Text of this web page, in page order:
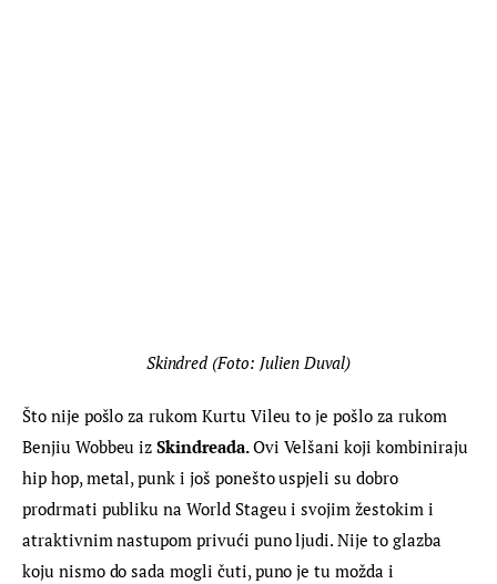
Skindred (Foto: Julien Duval)
Što nije pošlo za rukom Kurtu Vileu to je pošlo za rukom
Benjiu Wobbeu iz Skindreada. Ovi Velšani koji kombiniraju
hip hop, metal, punk i još ponešto uspjeli su dobro
prodrmati publiku na World Stageu i svojim žestokim i
atraktivnim nastupom privući puno ljudi. Nije to glazba
koju nismo do sada mogli čuti, puno je tu možda i